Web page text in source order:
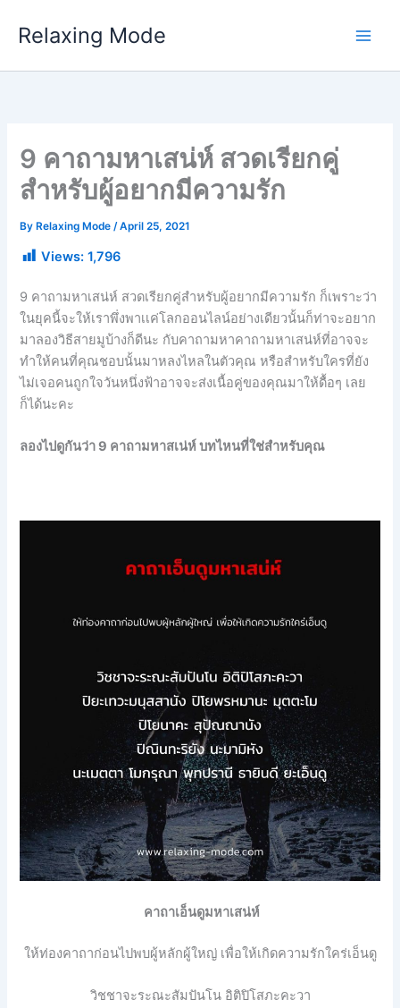
Relaxing Mode
9 คาถามหาเสน่ห์ สวดเรียกคู่
สำหรับผู้อยากมีความรัก
By Relaxing Mode/April 25, 2021
Views: 1,796
9 คาถามหาเสน่ห์ สวดเรียกคู่สำหรับผู้อยากมีความรัก ก็เพราะว่า
ในยุคนี้จะให้เราพึ่งพาเเค่โลกออนไลน์อย่างเดียวนั้นก็ท่าจะอยาก
มาลองวิธีสายมูบ้างก็ดีนะ กับคาถามหาคาถามหาเสน่ห์ที่อาจจะ
ทำให้คนที่คุณชอบนั้นมาหลงไหลในตัวคุณ หรือสำหรับใครที่ยัง
ไม่เจอคนถูกใจวันหนึ่งฟ้าอาจจะส่งเนื้อคู่ของคุณมาให้ดื้อๆ เลย
ก็ได้นะคะ
ลองไปดูกันว่า 9 คาถามหาสเน่ห์ บทไหนที่ใช่สำหรับคุณ
คาถาเอ็นดูมหาเสน่ห์
ให้ท่องคาถาก่อนไปพบผู้หลักผู้ใหญ่ เพื่อให้เกิดความรักใคร่เอ็นดู
วิชชาจะระณะสัมปันโน อิติปิโสภะคะวา